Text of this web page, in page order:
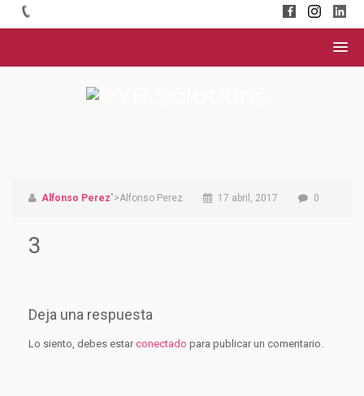
Alfonso Perez">Alfonso Perez 17 abril, 2017 0
3
Deja una respuesta
Lo siento, debes estarconectado para publicar un comentario.